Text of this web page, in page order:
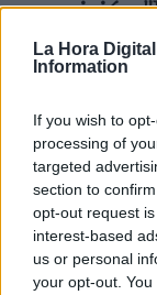
La Hora
Information
If you wish to
processing of
targeted
section to
opt-out request
interest-based
us or personal
your opt-out.
exposición
Santa
PorAida Martín
viernes, 12 de julio de 2019